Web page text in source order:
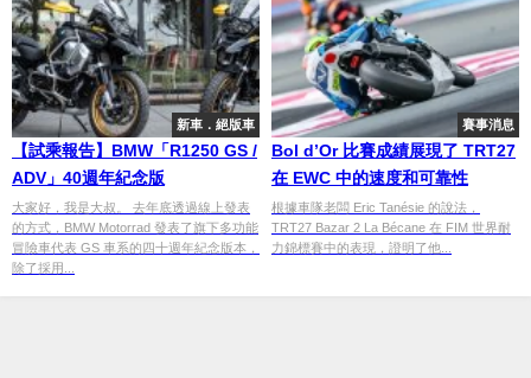
新車．絕版車
【試乘報告】BMW「R1250 GS /
ADV」40週年紀念版
大家好，我是大叔。 去年底透過線上發表
的方式，BMW Motorrad 發表了旗下多功能
冒險車代表 GS 車系的四十週年紀念版本，
除了採用...
賽事消息
Bol d’Or 比賽成績展現了 TRT27
在 EWC 中的速度和可靠性
根據車隊老闆 Eric Tanésie 的說法，
TRT27 Bazar 2 La Bécane 在 FIM 世界耐
力錦標賽中的表現，證明了他...